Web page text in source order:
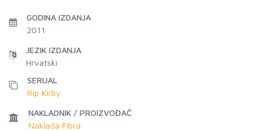
GODINA IZDANJA
2011
JEZIK IZDANJA
Hrvatski
SERIJAL
Rip Kirby
NAKLADNIK / PROIZVOĐAČ
Naklada Fibra